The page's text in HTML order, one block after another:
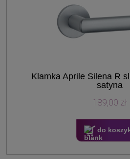
Klamka Aprile Silena R
satyna
189,00 zł
do